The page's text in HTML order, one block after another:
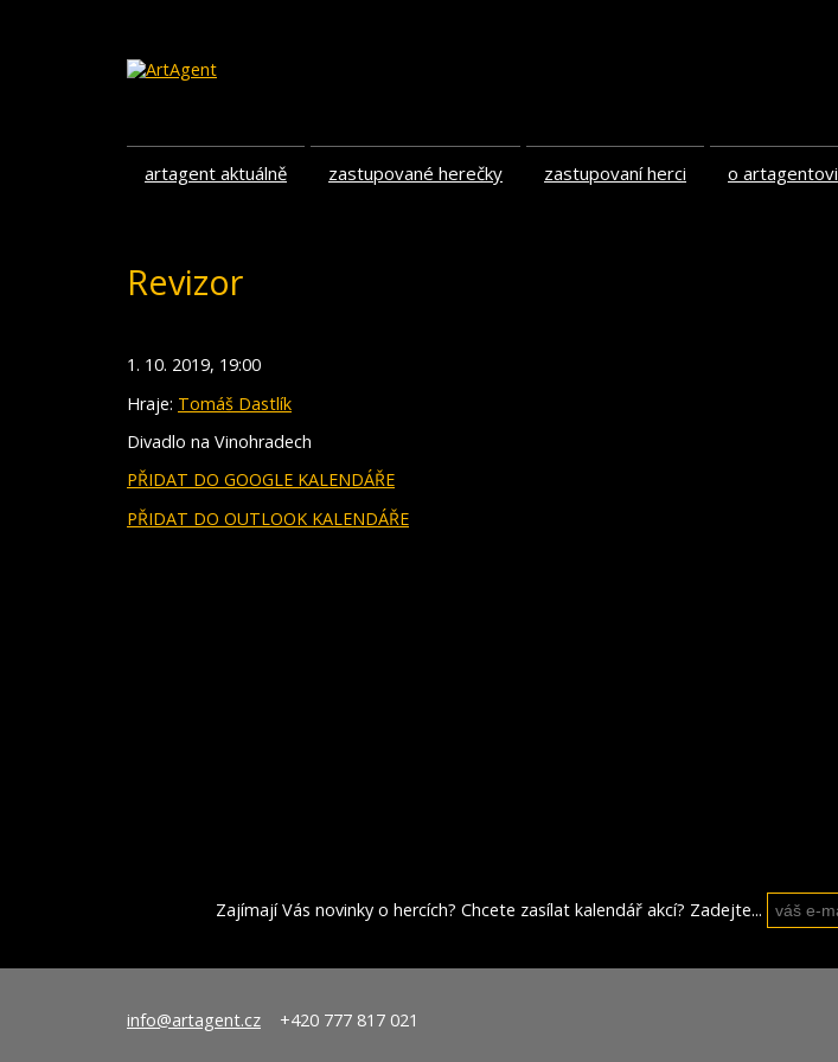
artagent aktuálně zastupované herečky zastupovaní herci o artagentovi
Revizor
1. 10. 2019, 19:00
Hraje: Tomáš Dastlík
Divadlo na Vinohradech
PŘIDAT DO GOOGLE KALENDÁŘE
PŘIDAT DO OUTLOOK KALENDÁŘE
Zajímají Vás novinky o hercích? Chcete zasílat kalendář akcí? Zadejte...
info@artagent.cz +420 777 817 021